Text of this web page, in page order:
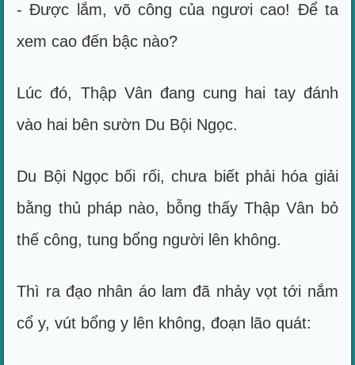
- Được lắm, võ công của ngươi cao! Để ta
xem cao đến bậc nào?
Lúc đó, Thập Vân đang cung hai tay đánh
vào hai bên sườn Du Bội Ngọc.
Du Bội Ngọc bối rối, chưa biết phải hóa giải
bằng thủ pháp nào, bỗng thấy Thập Vân bỏ
thế công, tung bổng người lên không.
Thì ra đạo nhân áo lam đã nhảy vọt tới nắm
cổ y, vút bổng y lên không, đoạn lão quát: